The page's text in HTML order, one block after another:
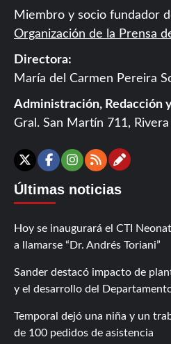
Miembro y socio fundador
Organización de la Prensa
Directora:
María del Carmen Pereira
Administración, Redacción
Gral. San Martín 711,
X Facebook
Instagram
RSS
Últimas noticias
Hoy se inaugurará el CTI
a llamarse “Dr. Andrés Toriani”
Sander destacó impacto de
y el desarrollo del
Temporal dejó una niña y un
de 100 pedidos de asistencia